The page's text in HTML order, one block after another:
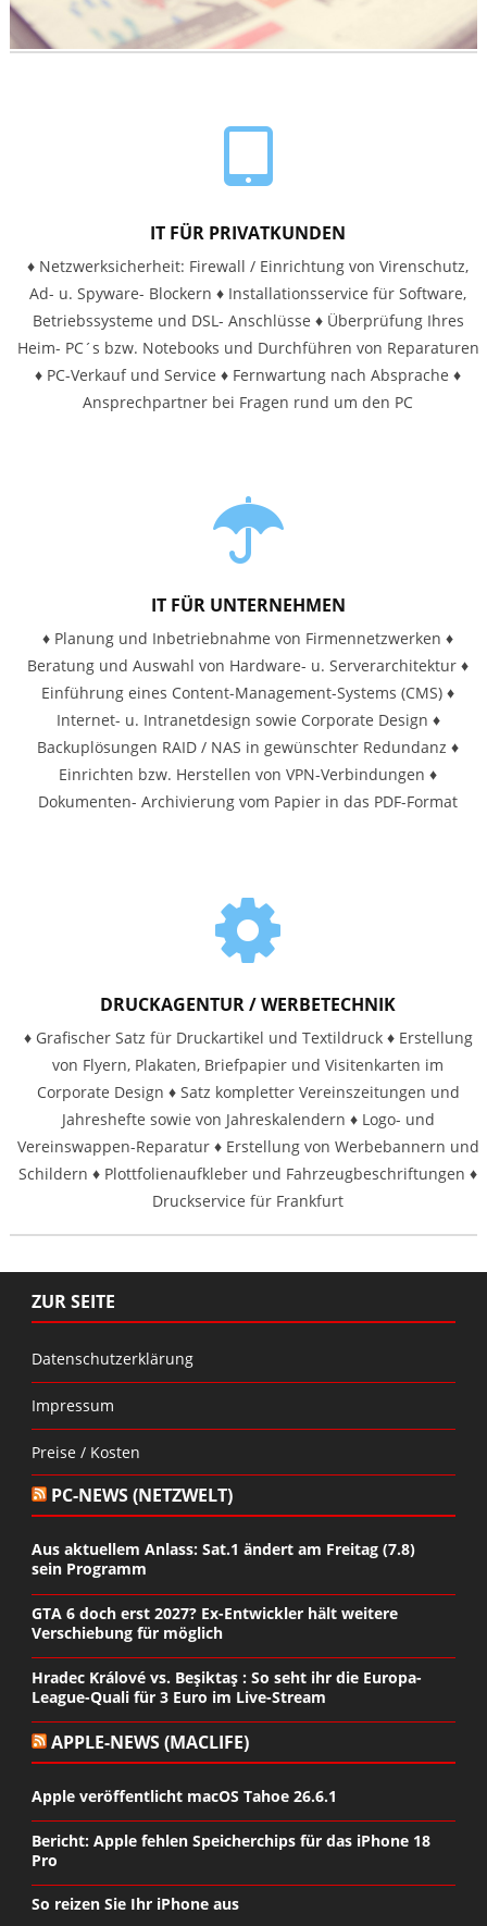
IT FÜR PRIVATKUNDEN
♦ Netzwerksicherheit: Firewall / Einrichtung von Virenschutz,
Ad- u. Spyware- Blockern ♦ Installationsservice für Software,
Betriebssysteme und DSL- Anschlüsse ♦ Überprüfung Ihres
Heim- PC´s bzw. Notebooks und Durchführen von Reparaturen
♦ PC-Verkauf und Service ♦ Fernwartung nach Absprache ♦
Ansprechpartner bei Fragen rund um den PC
IT FÜR UNTERNEHMEN
♦ Planung und Inbetriebnahme von Firmennetzwerken ♦
Beratung und Auswahl von Hardware- u. Serverarchitektur ♦
Einführung eines Content-Management-Systems (CMS) ♦
Internet- u. Intranetdesign sowie Corporate Design ♦
Backuplösungen RAID / NAS in gewünschter Redundanz ♦
Einrichten bzw. Herstellen von VPN-Verbindungen ♦
Dokumenten- Archivierung vom Papier in das PDF-Format
DRUCKAGENTUR / WERBETECHNIK
♦ Grafischer Satz für Druckartikel und Textildruck ♦ Erstellung
von Flyern, Plakaten, Briefpapier und Visitenkarten im
Corporate Design ♦ Satz kompletter Vereinszeitungen und
Jahreshefte sowie von Jahreskalendern ♦ Logo- und
Vereinswappen-Reparatur ♦ Erstellung von Werbebannern und
Schildern ♦ Plottfolienaufkleber und Fahrzeugbeschriftungen ♦
Druckservice für Frankfurt
ZUR SEITE
Datenschutzerklärung
Impressum
Preise / Kosten
PC-NEWS (NETZWELT)
Aus aktuellem Anlass: Sat.1 ändert am Freitag (7.8)
sein Programm
GTA 6 doch erst 2027? Ex-Entwickler hält weitere
Verschiebung für möglich
Hradec Králové vs. Beşiktaş : So seht ihr die Europa-
League-Quali für 3 Euro im Live-Stream
APPLE-NEWS (MACLIFE)
Apple veröffentlicht macOS Tahoe 26.6.1
Bericht: Apple fehlen Speicherchips für das iPhone 18
Pro
So reizen Sie Ihr iPhone aus